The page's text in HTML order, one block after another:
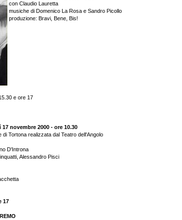
con Claudio Lauretta
musiche di Domenico La Rosa e Sandro Picollo
produzione: Bravi, Bene, Bis!
e ore 17
novembre 2000 - ore 10.30
Tortona realizzata dal Teatro dell'Angolo
D'Introna
Alessandro Pisci
17